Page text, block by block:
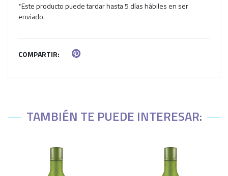
*Este producto puede tardar hasta 5 días hábiles en ser
enviado.
COMPARTIR:
TAMBIÉN TE PUEDE INTERESAR: